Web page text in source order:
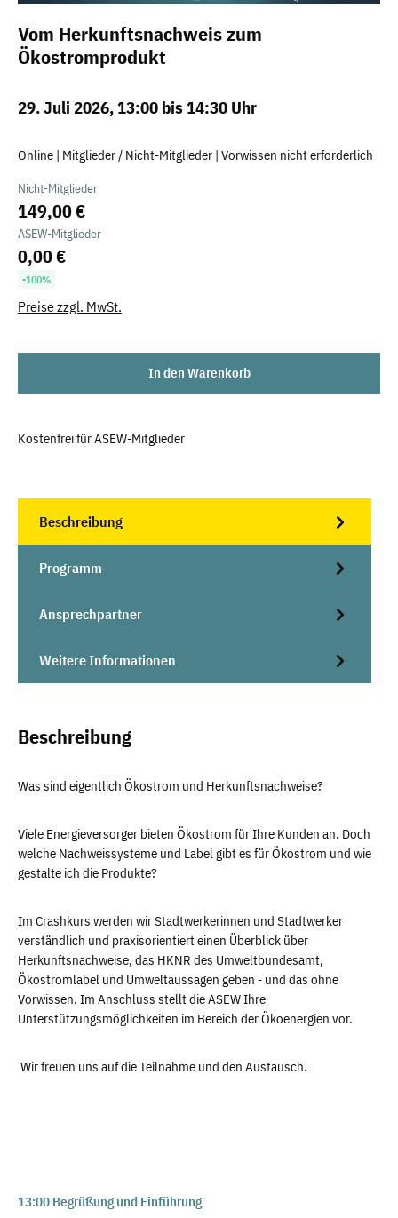
Vom Herkunftsnachweis zum
Ökostromprodukt
29. Juli 2026, 13:00 bis 14:30 Uhr
Online | Mitglieder / Nicht-Mitglieder | Vorwissen nicht erforderlich
Nicht-Mitglieder
149,00 €
ASEW-Mitglieder
0,00 €
-100%
Preise zzgl. MwSt.
In den Warenkorb
Kostenfrei für ASEW-Mitglieder
Beschreibung
Programm
Ansprechpartner
Weitere Informationen
Beschreibung
Was sind eigentlich Ökostrom und Herkunftsnachweise?
Viele Energieversorger bieten Ökostrom für Ihre Kunden an. Doch
welche Nachweissysteme und Label gibt es für Ökostrom und wie
gestalte ich die Produkte?
Im Crashkurs werden wir Stadtwerkerinnen und Stadtwerker
verständlich und praxisorientiert einen Überblick über
Herkunftsnachweise, das HKNR des Umweltbundesamt,
Ökostromlabel und Umweltaussagen geben - und das ohne
Vorwissen. Im Anschluss stellt die ASEW Ihre
Unterstützungsmöglichkeiten im Bereich der Ökoenergien vor.
Wir freuen uns auf die Teilnahme und den Austausch.
13:00 Begrüßung und Einführung